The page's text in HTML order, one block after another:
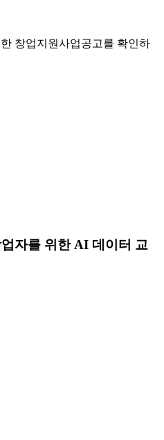
창업지원사업공고를 확인하
자를 위한 AI 데이터 교